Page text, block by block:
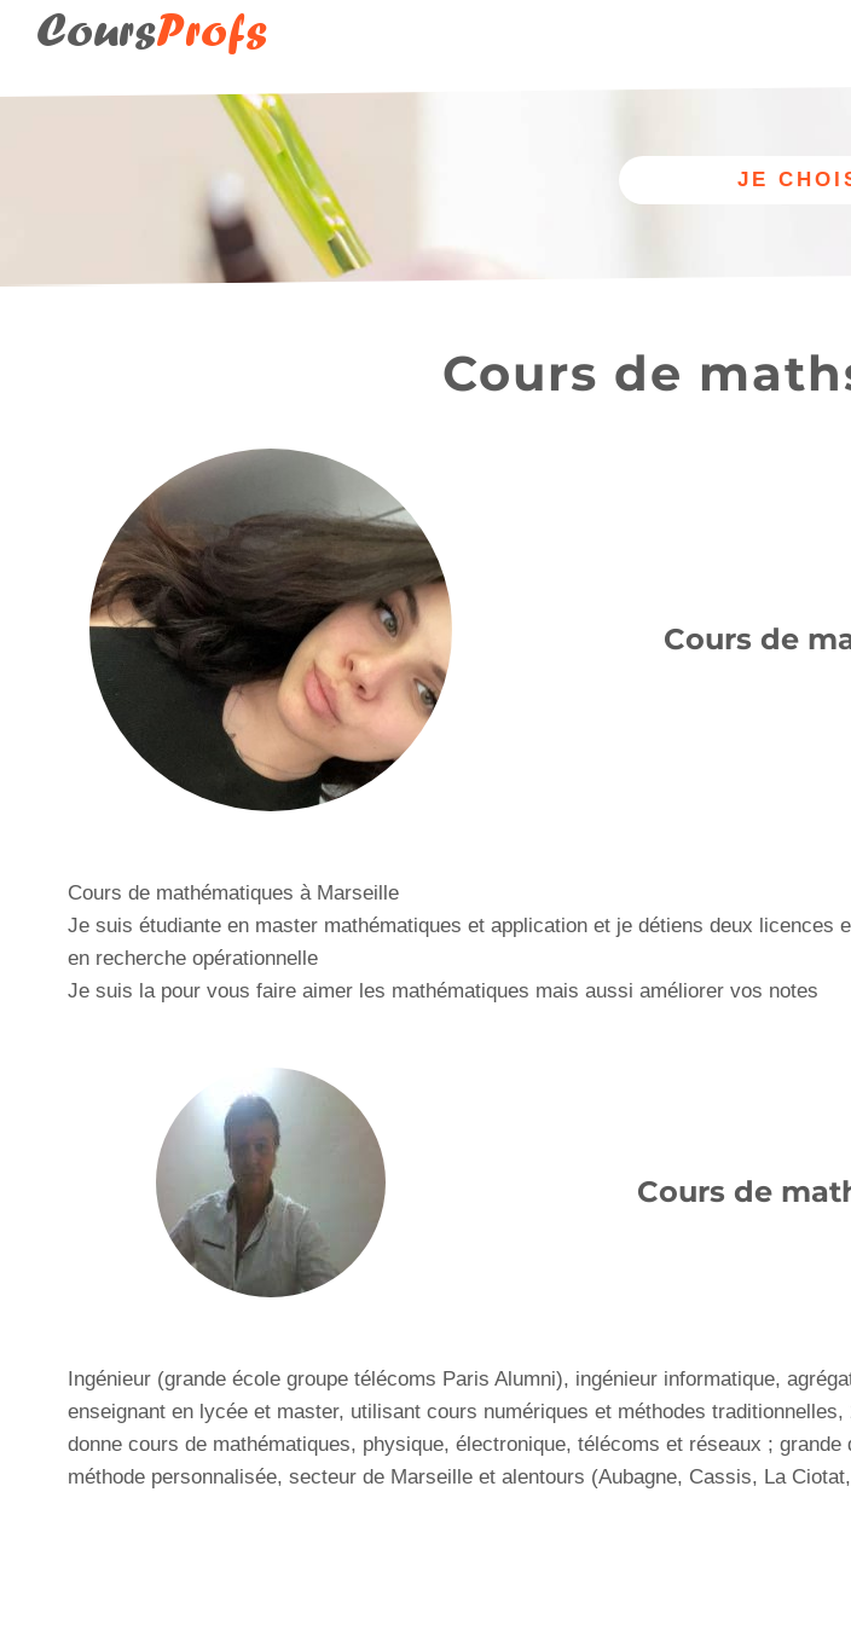
CoursProfs
Cours de
Cours de
Cours de mathématiques à Marseille
Je suis étudiante en master mathématiques et application et je détiens deux licences
en recherche opérationnelle
Je suis la pour vous faire aimer les mathématiques mais aussi améliorer vos notes
Cours de
Ingénieur (grande école groupe télécoms Paris Alumni), ingénieur informatique,
enseignant en lycée et master, utilisant cours numériques et méthodes traditionnelles,
donne cours de mathématiques, physique, électronique, télécoms et réseaux ; grande
méthode personnalisée, secteur de Marseille et alentours (Aubagne, Cassis, La